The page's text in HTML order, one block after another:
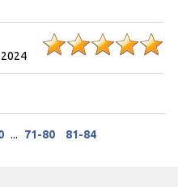
... 71-80 81-84